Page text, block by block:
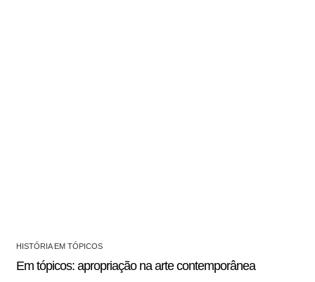
HISTÓRIA EM TÓPICOS
Em tópicos: apropriação na arte contemporânea